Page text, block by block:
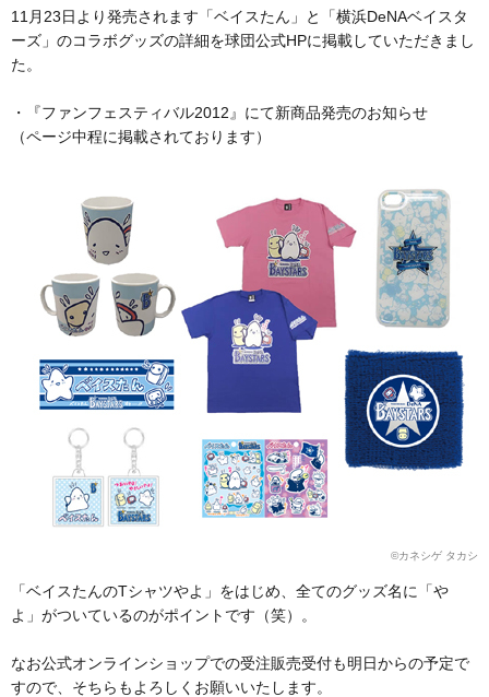
11月23日より発売されます「ベイスたん」と「横浜DeNAベイスタ
ーズ」のコラボグッズの詳細を球団公式HPに掲載していただきまし
た。
・『ファンフェスティバル2012』にて新商品発売のお知らせ
（ページ中程に掲載されております）
©カネシゲ タカシ
「ベイスたんのTシャツやよ」をはじめ、全てのグッズ名に「や
よ」がついているのがポイントです（笑）。
なお公式オンラインショップでの受注販売受付も明日からの予定で
すので、そちらもよろしくお願いいたします。